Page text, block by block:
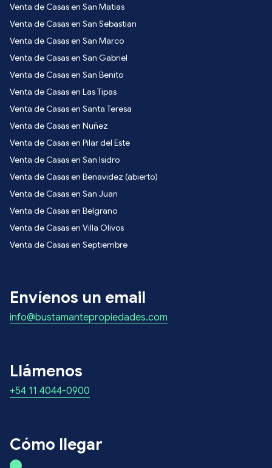
Venta de Casas en San Matias
Venta de Casas en San Sebastian
Venta de Casas en San Marco
Venta de Casas en San Gabriel
Venta de Casas en San Benito
Venta de Casas en Las Tipas
Venta de Casas en Santa Teresa
Venta de Casas en Nuñez
Venta de Casas en Pilar del Este
Venta de Casas en San Isidro
Venta de Casas en Benavidez (abierto)
Venta de Casas en San Juan
Venta de Casas en Belgrano
Venta de Casas en Villa Olivos
Venta de Casas en Septiembre
Envíenos un email
info@bustamantepropiedades.com
Llámenos
+54 11 4044-0900
Cómo llegar